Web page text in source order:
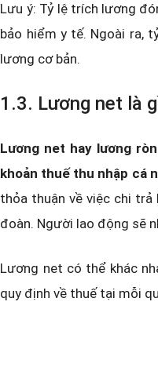
Lưu ý: Tỷ lệ trích lương
bảo hiểm y tế. Ngoài ra,
lương cơ bản.
1.3. Lương net là
Lương net hay lương
khoản thuế thu nhập cá
thỏa thuận về việc chi
đoàn. Người lao động sẽ
Lương net có thể khác
quy định về thuế tại mỗi